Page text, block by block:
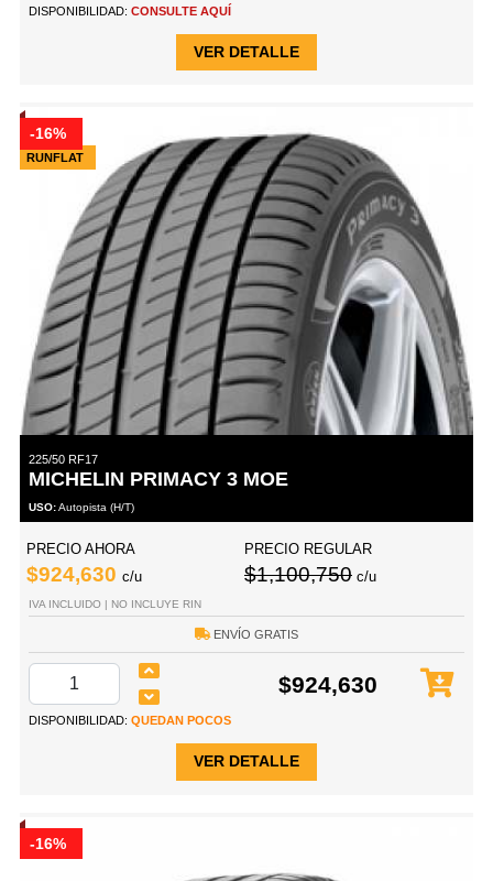
DISPONIBILIDAD: CONSULTE AQUÍ
VER DETALLE
RUNFLAT
-16%
225/50 RF17
MICHELIN PRIMACY 3 MOE
USO:Autopista (H/T)
PRECIO AHORA
$924,630 c/u
PRECIO REGULAR
$1,100,750 c/u
IVA INCLUIDO | NO INCLUYE RIN
ENVÍO GRATIS
$924,630
DISPONIBILIDAD: QUEDAN POCOS
VER DETALLE
-16%